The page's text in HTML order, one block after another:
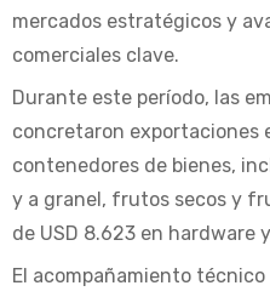
mercados estratégicos y
comerciales clave.
Durante este período, las
concretaron exportaciones
contenedores de bienes,
y a granel, frutos secos y
de USD 8.623 en hardware
El acompañamiento